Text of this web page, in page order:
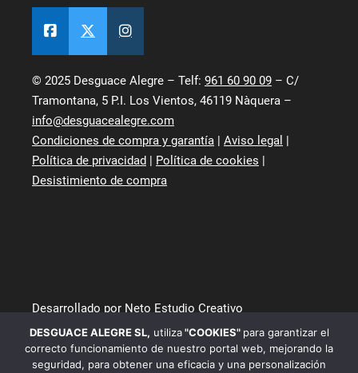
© 2025 Desguace Alegre – Telf: 961 60 90 09 – C/
Tramontana, 5 P.I. Los Vientos, 46119 Nàquera –
info@desguacealegre.com
Condiciones de compra y garantía | Aviso legal |
Política de privacidad | Política de cookies |
Desistimiento de compra
Desarrollado por Neto Estudio Creativo
DESGUACE ALEGRE SL, utiliza"COOKIES" para garantizar el
correcto funcionamiento de nuestro portal web, mejorando la
seguridad, para obtener una eficacia y una personalización